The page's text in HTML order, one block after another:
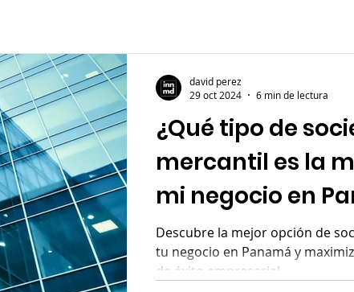
¿Qué tipo de
mercantil es la
mi negocio en
Descubre la mejor opción de
tu negocio en Panamá y
de éxito empresarial.
david perez
29 oct 2024
6 min de lectura